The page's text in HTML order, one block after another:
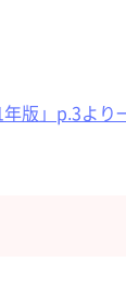
版」p.3より